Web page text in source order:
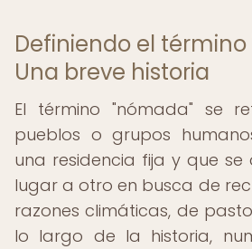
Definiendo el
Una breve historia
El término "nómada" se
pueblos o grupos
una residencia fija y que
lugar a otro en busca de
razones climáticas, de
lo largo de la historia,